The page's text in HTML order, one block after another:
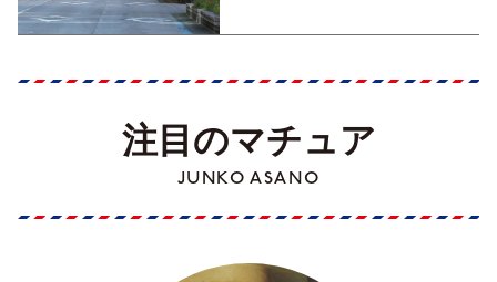
注目のマチュア
JUNKO ASANO